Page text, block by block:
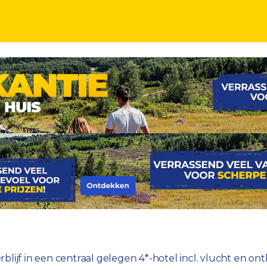
4*-hotel incl. vlucht en ontbijt
in een centraal gelegen 4*-hotel incl. vlucht en